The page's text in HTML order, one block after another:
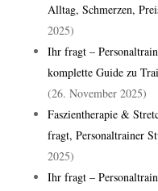
Alltag, Schmerzen,
2025)
Ihr fragt –
komplette Guide zu
(26. November 2025)
Faszientherapie &
fragt, Personaltrainer
2025)
Ihr fragt –